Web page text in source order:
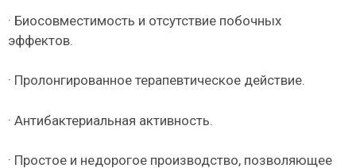
· Биосовместимость и отсутствие побочных
эффектов.
· Пролонгированное терапевтическое действие.
· Антибактериальная активность.
· Простое и недорогое производство, позволяющее